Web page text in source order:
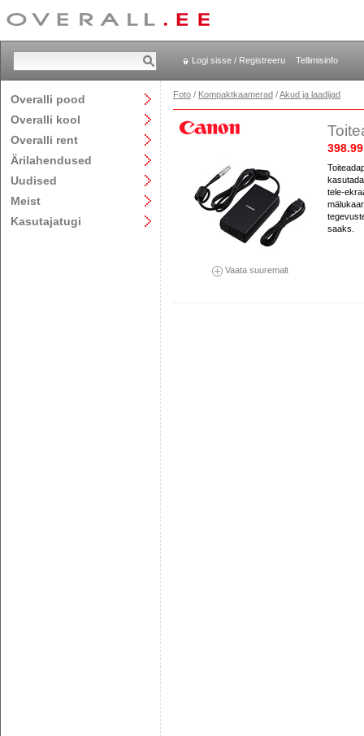
Logi sisse / Registreeru Tellimisinfo
Overalli pood
Overalli kool
Overalli rent
Ärilahendused
Uudised
Meist
Kasutajatugi
Foto / Kompaktkaamerad /Akud ja laadijad
Vaata suuremalt
tele-
saaks.